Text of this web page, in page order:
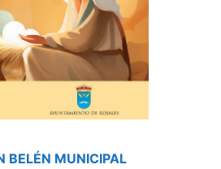
BELÉN MUNICIPAL